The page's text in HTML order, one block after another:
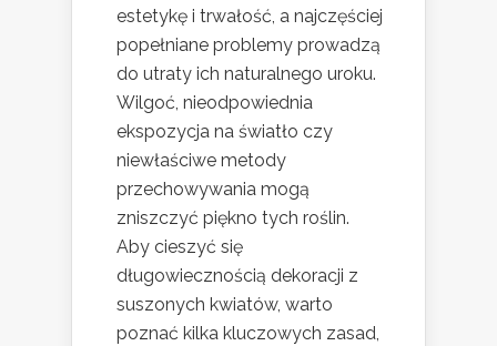
estetykę i trwałość, a najczęściej
popełniane problemy prowadzą
do utraty ich naturalnego uroku.
Wilgoć, nieodpowiednia
ekspozycja na światło czy
niewłaściwe metody
przechowywania mogą
zniszczyć piękno tych roślin.
Aby cieszyć się
długowiecznością dekoracji z
suszonych kwiatów, warto
poznać kilka kluczowych zasad,